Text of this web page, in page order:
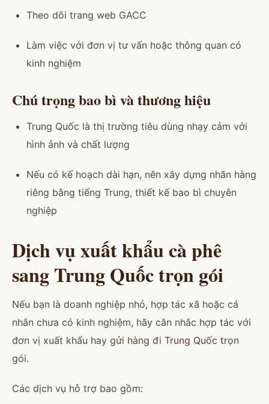
Theo dõi trang web GACC
Làm việc với đơn vị tư vấn hoặc thông quan có
kinh nghiệm
Chú trọng bao bì và thương hiệu
Trung Quốc là thị trường tiêu dùng nhạy cảm với
hình ảnh và chất lượng
Nếu có kế hoạch dài hạn, nên xây dựng nhãn hàng
riêng bằng tiếng Trung, thiết kế bao bì chuyên
nghiệp
Dịch vụ xuất khẩu cà phê
sang Trung Quốc trọn gói
Nếu bạn là doanh nghiệp nhỏ, hợp tác xã hoặc cá
nhân chưa có kinh nghiệm, hãy cân nhắc hợp tác với
đơn vị xuất khẩu hay gửi hàng đi Trung Quốc trọn
gói.
Các dịch vụ hỗ trợ bao gồm: